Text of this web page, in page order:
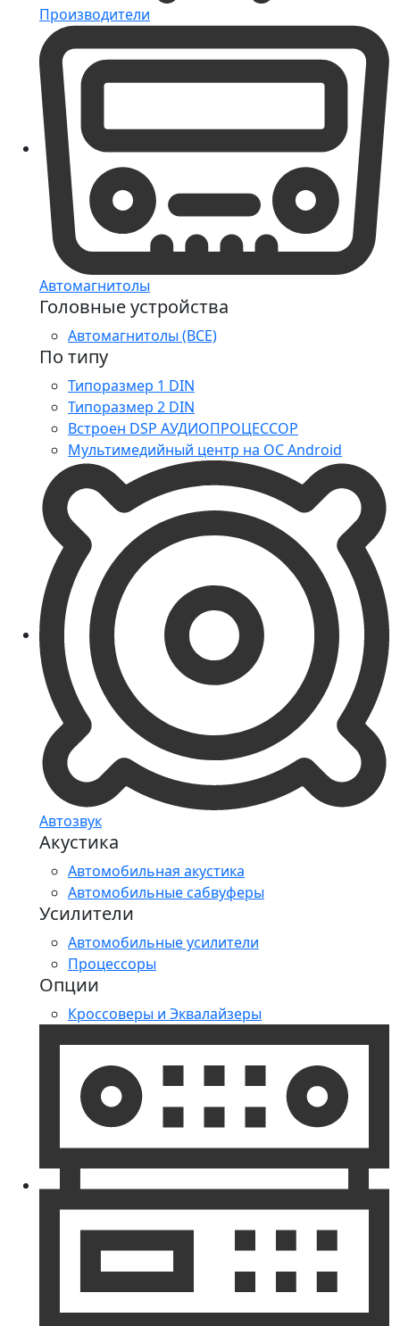
Производители
Автомагнитолы
Головные устройства
Автомагнитолы (ВСЕ)
По типу
Типоразмер 1 DIN
Типоразмер 2 DIN
Встроен DSP АУДИОПРОЦЕССОР
Мультимедийный центр на ОС Android
Автозвук
Акустика
Автомобильная акустика
Автомобильные сабвуферы
Усилители
Автомобильные усилители
Процессоры
Опции
Кроссоверы и Эквалайзеры